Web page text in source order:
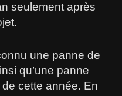
seulement après
une panne de
qu’une panne
cette année. En